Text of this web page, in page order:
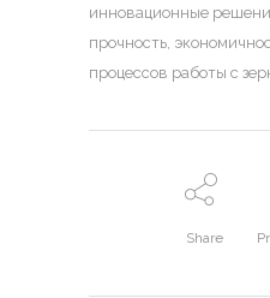
инновационные
прочность,
процессов работы с
Share